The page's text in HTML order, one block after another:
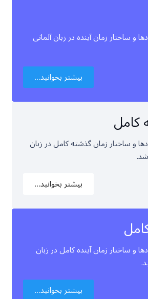
و ساختار زمان آینده در زبان آلمانی
بیشتر بخوانید…
کامل
و ساختار زمان گذشته کامل در زبان
بیشتر بخوانید…
و ساختار زمان آینده کامل در زبان
بیشتر بخوانید…